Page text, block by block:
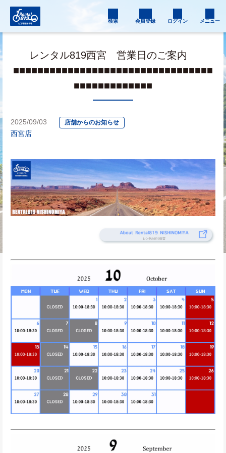
検索 会員登録 ログイン メニュー
レンタル819西宮 営業日のご案内
■■■■■■■■■■■■■■■■■■■■■■■■■■■■■■■■■
■■■■■■■■■■■■■
2025/09/03 店舗からのお知らせ
西宮店